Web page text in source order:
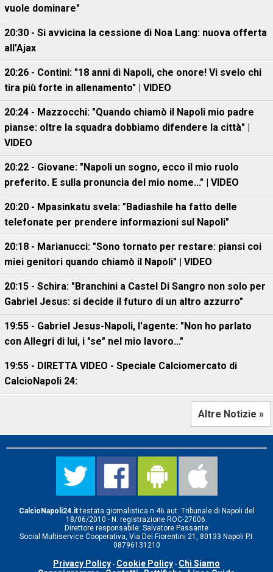
vuole dominare"
20:30 - Si avvicina la cessione di Noa Lang: nuova offerta
all'Ajax
20:26 - Contini: "18 anni di Napoli, che onore! Vi svelo chi
tira più forte in allenamento" | VIDEO
20:24 - Mazzocchi: "Quando chiamò il Napoli mio padre
pianse: oltre la squadra dobbiamo difendere la città" |
VIDEO
20:22 - Giovane: "Napoli un sogno, ecco il mio ruolo
preferito. E sulla pronuncia del mio nome..." | VIDEO
20:20 - Mpasinkatu svela: "Badiashile ha fatto delle
telefonate per prendere informazioni sul Napoli"
20:18 - Marianucci: "Sono tornato per restare: piansi coi
miei genitori quando chiamò il Napoli" | VIDEO
20:15 - Schira: "Branchini a Castel Di Sangro non solo per
Gabriel Jesus: si decide il futuro di un altro azzurro"
19:55 - Gabriel Jesus-Napoli, l'agente: "Non ho parlato
con Allegri di lui, i "se" nel mio lavoro..."
19:55 - DIRETTA VIDEO - Speciale Calciomercato di
CalcioNapoli 24:
Altre Notizie »
CalcioNapoli24.ittestata giornalistica n.46 aut. Tribunale di Napoli del
18/06/2010 - N. registrazione ROC-27006.
Direttore responsabile: Salvatore Passante
Social Multiservice Cooperativa, Via Dei Fiorentini 21, 80133 Napoli P.I.
08796131210
Privacy Policy - Cookie Policy - Chi Siamo